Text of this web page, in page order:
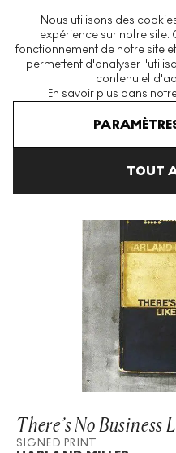
Nous utilisons des
expérience sur notre site.
fonctionnement de notre site
permettent d'analyser
contenu et
En savoir plus dans
TOUT
La plus grande plateforme
modernes et
Harland Miller
There’s No Business
SIGNED PRINT